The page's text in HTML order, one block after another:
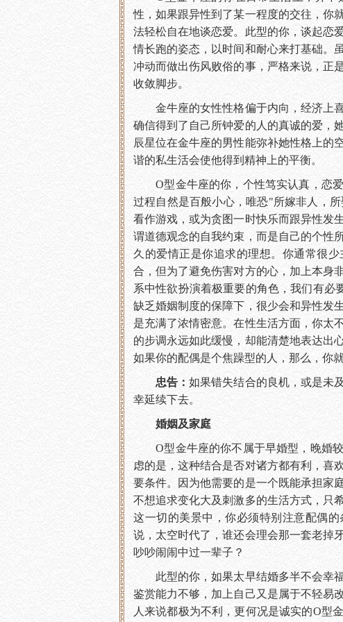
性，如果跟异性到了某一程度的交往，你
法轻松自在地谈恋爱。此型的你，谈起恋
情长跑的姿态，以时间和耐心来打基础。
冲动而做出伤风败俗的事，严格来说，正
收敛脚步。
金牛座的女性性格偏于内向，经济上
确信得到了自己所钟爱的人的真诚的爱，
辰星位在金牛座的男性能弥补她性格上的
谐的私生活会使他得到精神上的平衡。
O型金牛座的你，个性笃实认真，恋爱
过程自然是百般小心，唯恐"所嫁非人，
看作游戏，或为贪图一时快乐而跟异性发
谓道德观念的自我约束，而是自己的个性
久的爱情正是你追求的理想。你通常很
合，但为了避免伤害对方的心，加上本身
系中性欲扮演着极重要的角色，我们有必
缺乏婚姻制度的保障下，很少会和异性发
是充满了浓情密意。在性生活方面，你太
的步调永远如此缓慢，却能清楚地表达出
如果你的配偶是个焦躁型的人，那么，你
忠告：如果错失结合的良机，或是未
幸延续下去。
婚姻及家庭
O型金牛座的你不属于早婚型，晚婚较
虑的是，这种结合是否对诸方都有利，喜
要条件。因为他需要的是一个既能承担家
不想追求变化大及刺激多的生活方式，只
这一切的美景中，你必须特别注意配偶
说，太空时代了，谁还会理会那一套老掉
吵吵闹闹中过一辈子？
此型的你，如果太早结婚多半不会幸福
鉴赏能力不够，加上自己又是属于不轻易
人来说都极为不利，更何况是诚实的O型